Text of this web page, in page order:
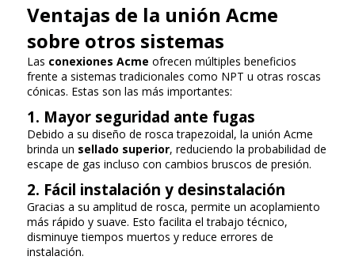
Ventajas de la unión Acme
sobre otros sistemas
Las conexiones Acme ofrecen múltiples beneficios
frente a sistemas tradicionales como NPT u otras roscas
cónicas. Estas son las más importantes:
1. Mayor seguridad ante fugas
Debido a su diseño de rosca trapezoidal, la unión Acme
brinda un sellado superior, reduciendo la probabilidad de
escape de gas incluso con cambios bruscos de presión.
2. Fácil instalación y desinstalación
Gracias a su amplitud de rosca, permite un acoplamiento
más rápido y suave. Esto facilita el trabajo técnico,
disminuye tiempos muertos y reduce errores de
instalación.